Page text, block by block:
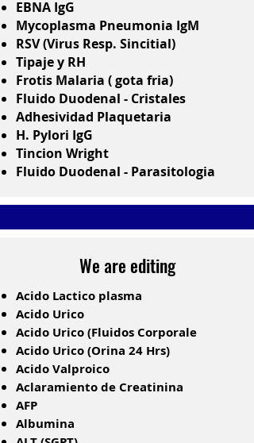
EBNA IgG
Mycoplasma Pneumonia IgM
RSV (Virus Resp. Sincitial)
Tipaje y RH
Frotis Malaria ( gota fria)
Fluido Duodenal - Cristales
Adhesividad Plaquetaria
H. Pylori IgG
Tincion Wright
Fluido Duodenal - Parasitologia
We are editing
Acido Lactico plasma
Acido Urico
Acido Urico (Fluidos Corporale
Acido Urico (Orina 24 Hrs)
Acido Valproico
Aclaramiento de Creatinina
AFP
Albumina